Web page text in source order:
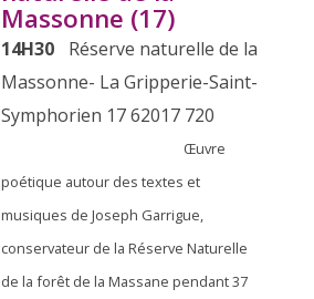
Massonne (17)
14H30
Réserve naturelle de la
Massonne- La Gripperie-Saint-
Symphorien 17 62017 720
Œuvre
poétique autour des textes et
musiques de Joseph Garrigue,
conservateur de la Réserve Naturelle
de la forêt de la Massane pendant 37